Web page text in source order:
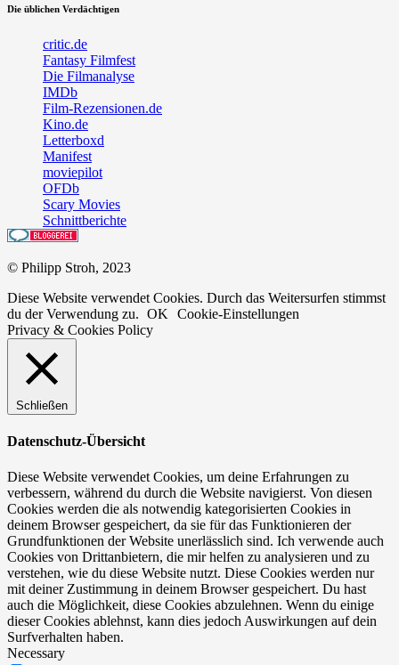
Die üblichen Verdächtigen
critic.de
Fantasy Filmfest
Die Filmanalyse
IMDb
Film-Rezensionen.de
Kino.de
Letterboxd
Manifest
moviepilot
OFDb
Scary Movies
Schnittberichte
© Philipp Stroh, 2023
Diese Website verwendet Cookies. Durch das Weitersurfen stimmst
du der Verwendung zu. OK
Cookie-Einstellungen
Privacy & Cookies Policy
Schließen
Datenschutz-Übersicht
Diese Website verwendet Cookies, um deine Erfahrungen zu
verbessern, während du durch die Website navigierst. Von diesen
Cookies werden die als notwendig kategorisierten Cookies in
deinem Browser gespeichert, da sie für das Funktionieren der
Grundfunktionen der Website unerlässlich sind. Ich verwende auch
Cookies von Drittanbietern, die mir helfen zu analysieren und zu
verstehen, wie du diese Website nutzt. Diese Cookies werden nur
mit deiner Zustimmung in deinem Browser gespeichert. Du hast
auch die Möglichkeit, diese Cookies abzulehnen. Wenn du einige
dieser Cookies ablehnst, kann dies jedoch Auswirkungen auf dein
Surfverhalten haben.
Necessary